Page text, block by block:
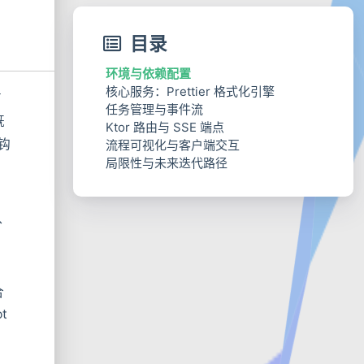
目录
环境与依赖配置
核心服务：Prettier 格式化引擎
任务管理与事件流
Ktor 路由与 SSE 端点
流程可视化与客户端交互
局限性与未来迭代路径